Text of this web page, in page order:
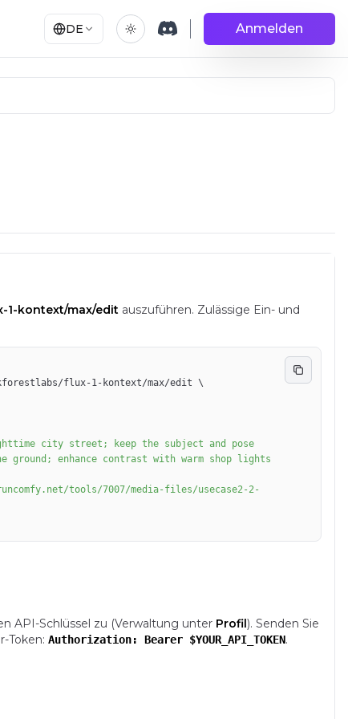
DE Anmelden
1-kontext/max/edit auszuführen. Zulässige Ein- und
flux-1-kontext/max/edit \
enhance contrast with warm shop lights
API-Schlüssel zu (Verwaltung unter Profil). Senden Sie
Token: Authorization: Bearer $YOUR_API_TOKEN.